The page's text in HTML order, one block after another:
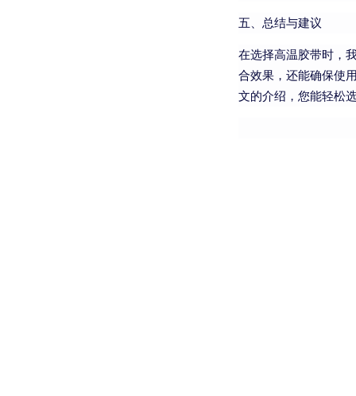
五、总结与建议
在选择高温胶带时，
合效果，还能确保使
文的介绍，您能轻松